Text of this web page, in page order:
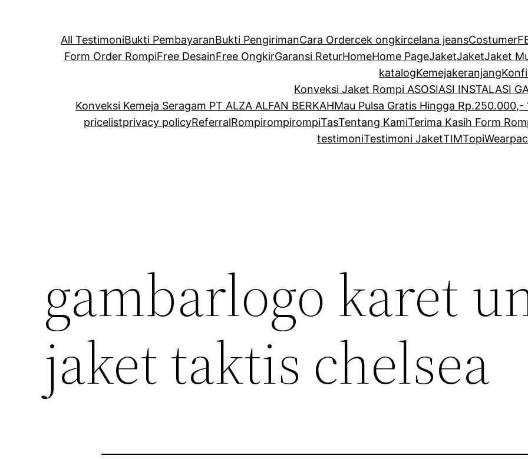
All TestimoniBukti PembayaranBukti PengirimanCara Ordercek ongkircelana jeansCostumer
Form Order RompiFree DesainFree OngkirGaransi ReturHomeHome PageJaketJaketJaket
katalogKemejakeranjang
Konveksi Jaket Rompi ASOSIASI INSTALASI
Konveksi Kemeja Seragam PT ALZA ALFAN BERKAHMau Pulsa Gratis Hingga Rp.250.000,-
pricelistprivacy policyReferralRompirompirompiTasTentang KamiTerima Kasih Form
testimoniTestimoni JaketTIMTopi
gambarlogo karet
jaket taktis chelsea